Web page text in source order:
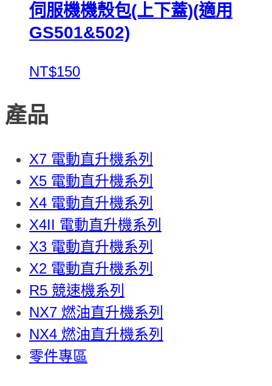
伺服機機殼包(上下蓋)(適用
GS501&502)
NT$150
產品
X7 電動直升機系列
X5 電動直升機系列
X4 電動直升機系列
X4II 電動直升機系列
X3 電動直升機系列
X2 電動直升機系列
R5 競速機系列
NX7 燃油直升機系列
NX4 燃油直升機系列
零件專區